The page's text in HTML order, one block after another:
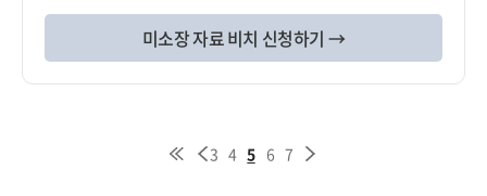
미소장 자료 비치 신청하기 →
3 4 5 6 7